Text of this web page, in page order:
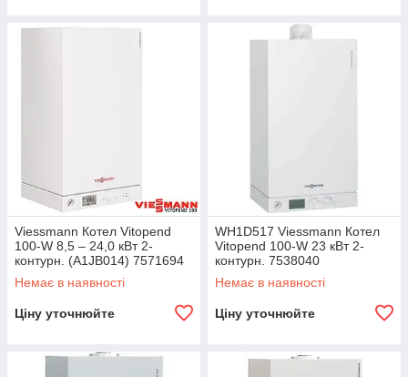
Viessmann Котел Vitopend
100-W 8,5 – 24,0 кВт 2-
контурн. (A1JB014) 7571694
+ 71.MT7.00.02
Немає в наявності
Ціну уточнюйте
WH1D517 Viessmann Котел
Vitopend 100-W 23 кВт 2-
контурн. 7538040
Немає в наявності
Ціну уточнюйте